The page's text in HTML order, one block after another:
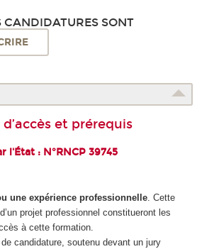
CANDIDATURES SONT
et prérequis
l'État : N°RNCP 39745
une expérience professionnelle. Cette
projet professionnel constitueront les
à cette formation.
candidature, soutenu devant un jury